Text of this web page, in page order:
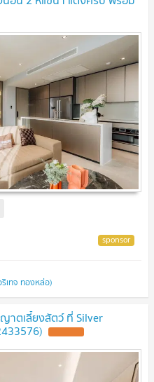
ริเทจ ทองหล่อ)
าตเลี้ยงสัตว์ ที่ Silver